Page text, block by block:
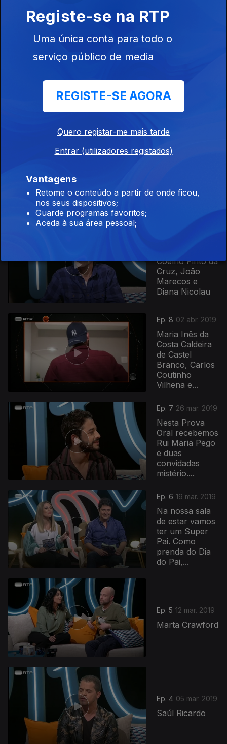
Vicente Alves
George, Carlos
Alberto Vidal e
Miranda
Ep. 10
Moreira e Cléo
Coelho Pinto da
Cruz, João
Marecos e
Diana Nicolau
Ep. 8 02 abr. 2019
Maria Inês da
Costa Caldeira
de Castel
Branco, Carlos
Coutinho
Vilhena e...
Ep. 7 26 mar. 2019
Nesta Prova
Oral recebemos
Rui Maria Pego
e duas
convidadas
mistério....
Ep. 6 19 mar. 2019
Na nossa sala
de estar vamos
ter um Super
Pai. Como
prenda do Dia
do Pai,...
Ep. 5 12 mar. 2019
Marta Crawford
Ep. 4 05 mar. 2019
Saúl Ricardo
392257
Registe-se na RTP
Uma única conta para todo o
serviço público de media
REGISTE-SE AGORA
Quero registar-me mais tarde
Entrar (utilizadores registados)
Vantagens
Retome o conteúdo a partir de onde ficou,
nos seus dispositivos;
Guarde programas favoritos;
Aceda à sua área pessoal;